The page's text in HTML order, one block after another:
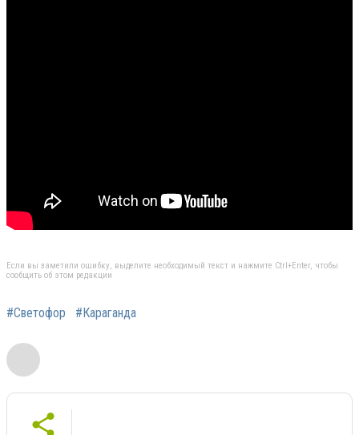
Если вы заметили ошибку, выделите необходимый текст и нажмите Ctrl+Enter, чтобы
сообщить об этом редакции
#Светофор #Караганда